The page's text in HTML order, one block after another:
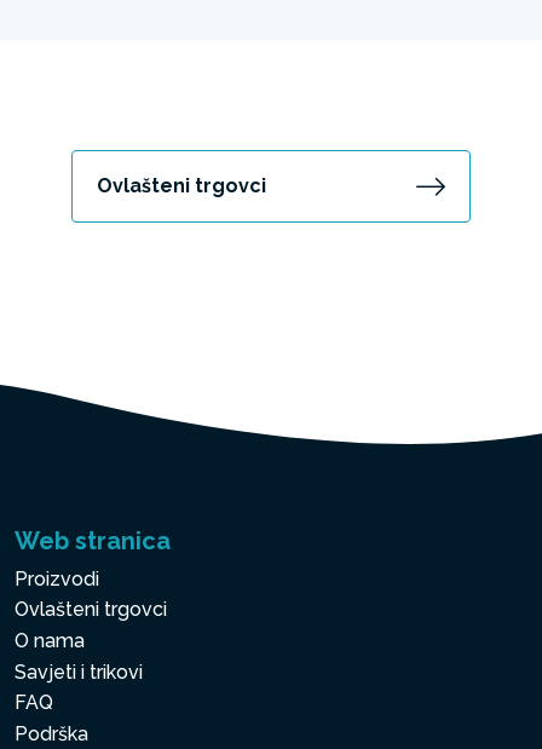
Ovlašteni trgovci
Web stranica
Proizvodi
Ovlašteni trgovci
O nama
Savjeti i trikovi
FAQ
Podrška